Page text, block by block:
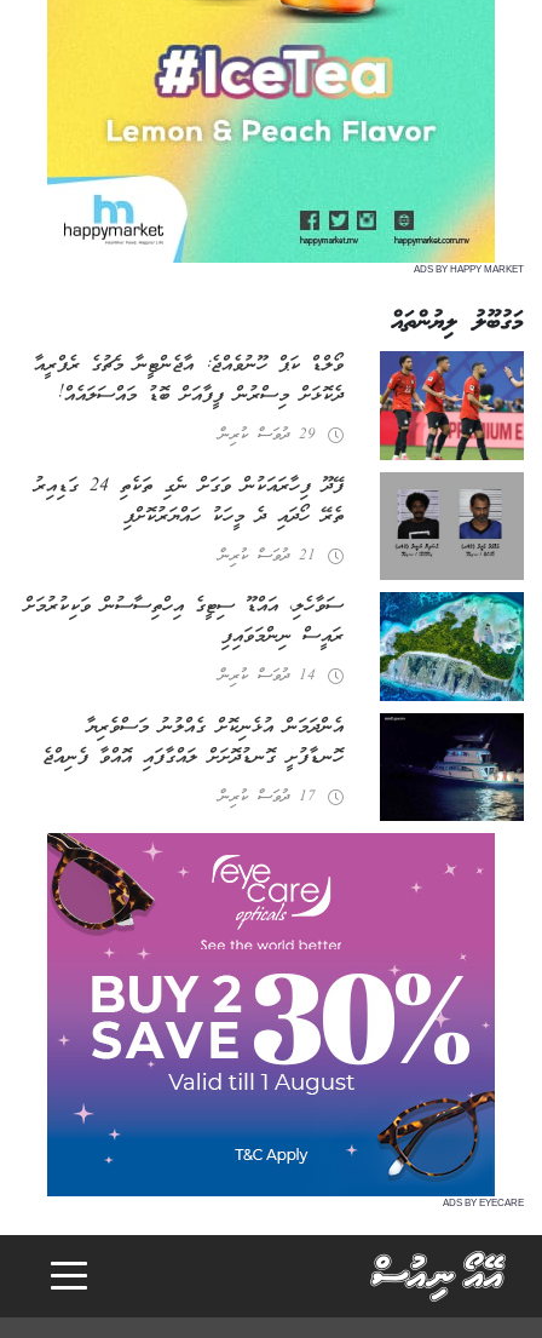
ADS BY HAPPY MARKET
މަގުބޫލު ލިޔުންތައް
ވޯލްޑް ކަޕް ހޫނުވެއްޖެ: އާޖެންޓީނާ މެޗުގެ ރެފްރީއާ
ދެކޮޅަށް މިސްރުން ފީފާއަށް ބޮޑު މައްސަލައެއް!
29 ދުވަސް ކުރިން
ފޭދޫ ފިހާރައަކުން ވަގަށް ނެގި ތަކެތި 24 ގަޑިއިރު
ތެރޭ ހޯދައި ދެ މީހަކު ހައްޔަރުކޮށްފި
21 ދުވަސް ކުރިން
ސަވާހެލި، އައްޑޫ ސިޓީގެ އިހްތިސާސުން ވަކިކުރުމަށް
ރައީސް ނިންމަވައިފި
14 ދުވަސް ކުރިން
އެންދަމަން އުޅެނިކޮށް ގެއްލުނު މަސްވެރިޔާ
ހޮނޑާފުށީ ގޮނޑުދޮށަށް ލައްގާފައި އޮއްވާ ފެނިއްޖެ
17 ދުވަސް ކުރިން
ADS BY EYECARE